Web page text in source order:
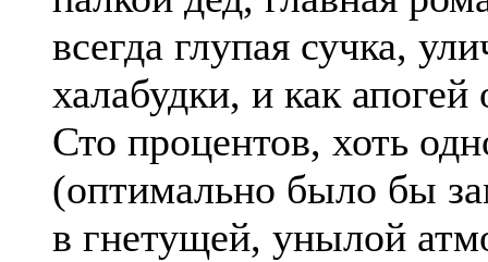
всегда глупая сучка,
халабудки, и как апогей
Сто процентов, хоть
(оптимально было бы
в гнетущей, унылой